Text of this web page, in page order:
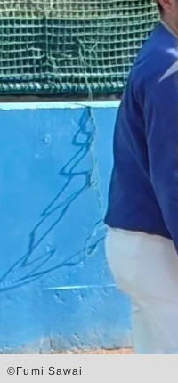
©Fumi Sawai